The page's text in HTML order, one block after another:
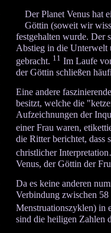
Der Planet Venus hat
Göttin (soweit wir
festgehalten wurde. Der
Abstieg in die Unterwelt
gebracht. 11 Im Laufe
der Göttin schließen
Eine andere
besitzt, welche die
Aufzeichnungen der
einer Frau waren,
die Ritter berichtet, dass
christlicher
Venus, der Göttin der
Da es keine anderen
Verbindung zwischen
Menstruationszyklen) in
sind die heiligen Zahlen